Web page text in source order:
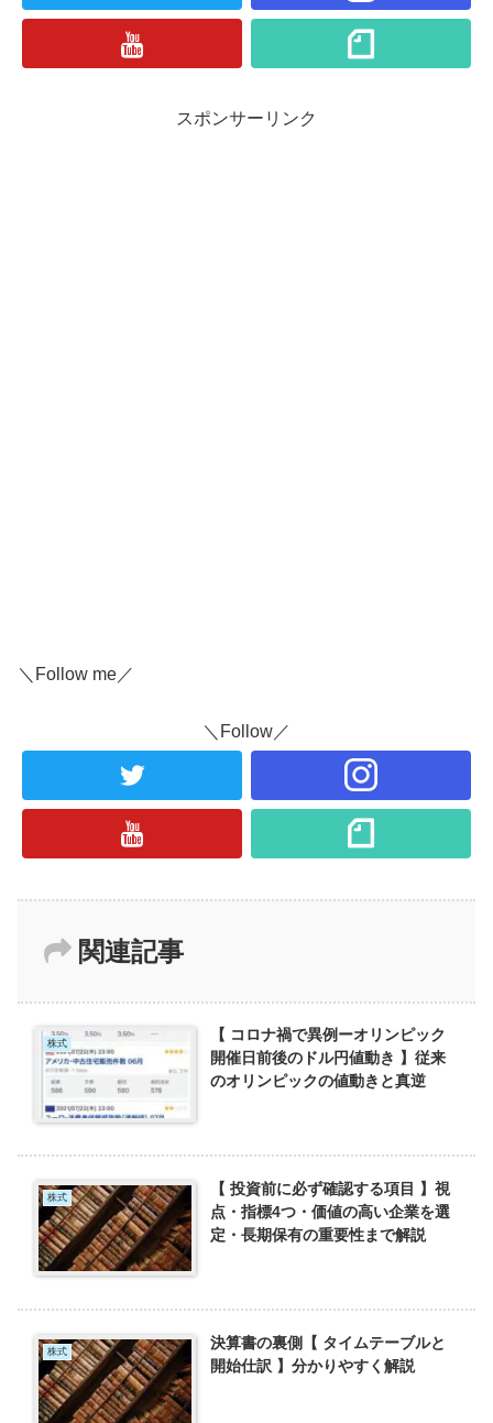
スポンサーリンク
＼Follow me／
＼Follow／
関連記事
株式
【 コロナ禍で異例ーオリンピック
開催日前後のドル円値動き 】従来
のオリンピックの値動きと真逆
株式
【 投資前に必ず確認する項目 】視
点・指標4つ・価値の高い企業を選
定・長期保有の重要性まで解説
株式
決算書の裏側【 タイムテーブルと
開始仕訳 】分かりやすく解説